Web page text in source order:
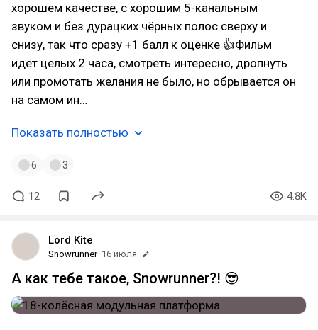
хорошем качестве, с хорошим 5-канальным
звуком и без дурацких чёрных полос сверху и
снизу, так что сразу +1 балл к оценке 👍Фильм
идёт целых 2 часа, смотреть интересно, дропнуть
или промотать желания не было, но обрывается он
на самом ин…
Показать полностью
6 3
12 4.8K
Lord Kite
Snowrunner 16 июля
А как тебе такое, Snowrunner?! 😎